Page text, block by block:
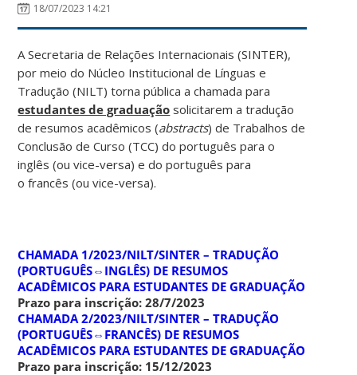
18/07/2023 14:21
A Secretaria de Relações Internacionais (SINTER),
por meio do Núcleo Institucional de Línguas e
Tradução (NILT) torna pública a chamada para
estudantes de graduação solicitarem a tradução
de resumos acadêmicos (abstracts) de Trabalhos de
Conclusão de Curso (TCC) do português para o
inglês (ou vice-versa) e do português para
o francês (ou vice-versa).
CHAMADA 1/2023/NILT/SINTER –TRADUÇÃO
(PORTUGUÊS⇔INGLÊS) DE RESUMOS
ACADÊMICOS PARA ESTUDANTES DE GRADUAÇÃO
Prazo para inscrição: 28/7/2023
CHAMADA 2/2023/NILT/SINTER –TRADUÇÃO
(PORTUGUÊS⇔FRANCÊS) DE RESUMOS
ACADÊMICOS PARA ESTUDANTES DE GRADUAÇÃO
Prazo para inscrição: 15/12/2023